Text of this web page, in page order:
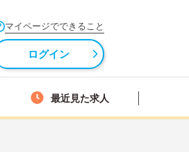
マイページでできること
ログイン
最近見た求人